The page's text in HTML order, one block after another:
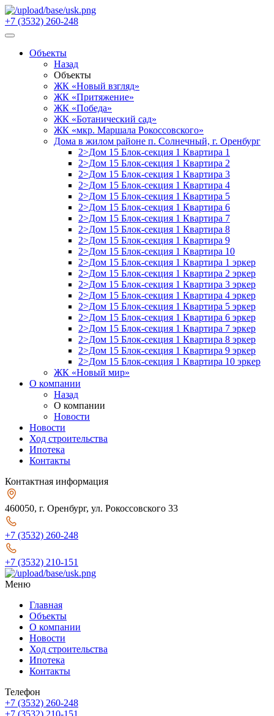
+7 (3532) 260-248
Объекты
Назад
Объекты
ЖК «Новый взгляд»
ЖК «Притяжение»
ЖК «Победа»
ЖК «Ботанический сад»
ЖК «мкр. Маршала Рокоссовского»
Дома в жилом районе п. Солнечный, г. Оренбург
2>Дом 15 Блок-секция 1 Квартира 1
2>Дом 15 Блок-секция 1 Квартира 2
2>Дом 15 Блок-секция 1 Квартира 3
2>Дом 15 Блок-секция 1 Квартира 4
2>Дом 15 Блок-секция 1 Квартира 5
2>Дом 15 Блок-секция 1 Квартира 6
2>Дом 15 Блок-секция 1 Квартира 7
2>Дом 15 Блок-секция 1 Квартира 8
2>Дом 15 Блок-секция 1 Квартира 9
2>Дом 15 Блок-секция 1 Квартира 10
2>Дом 15 Блок-секция 1 Квартира 1 эркер
2>Дом 15 Блок-секция 1 Квартира 2 эркер
2>Дом 15 Блок-секция 1 Квартира 3 эркер
2>Дом 15 Блок-секция 1 Квартира 4 эркер
2>Дом 15 Блок-секция 1 Квартира 5 эркер
2>Дом 15 Блок-секция 1 Квартира 6 эркер
2>Дом 15 Блок-секция 1 Квартира 7 эркер
2>Дом 15 Блок-секция 1 Квартира 8 эркер
2>Дом 15 Блок-секция 1 Квартира 9 эркер
2>Дом 15 Блок-секция 1 Квартира 10 эркер
ЖК «Новый мир»
О компании
Назад
О компании
Новости
Новости
Ход строительства
Ипотека
Контакты
Контактная информация
460050, г. Оренбург, ул. Рокоссовского 33
+7 (3532) 260-248
+7 (3532) 210-151
Меню
Главная
Объекты
О компании
Новости
Ход строительства
Ипотека
Контакты
Телефон
+7 (3532) 260-248
+7 (3532) 210-151